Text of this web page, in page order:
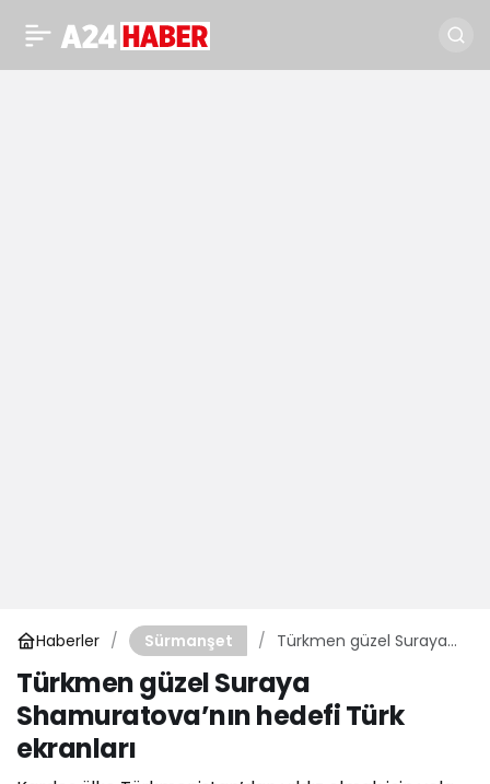
Haberler Sürmanşet
Türkmen güzel Suraya
Türk ekranları
Türkmen güzel Suraya
Shamuratova’nın hedefi Türk
ekranları